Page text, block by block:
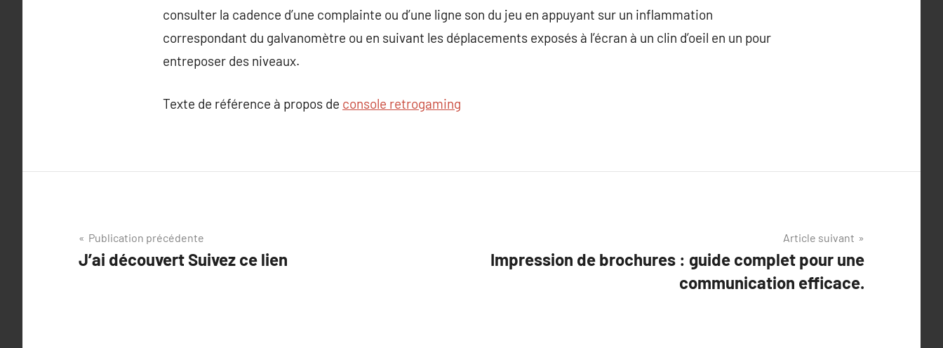
consulter la cadence d’une complainte ou d’une ligne son du jeu en appuyant sur un inflammation
correspondant du galvanomètre ou en suivant les déplacements exposés à l’écran à un clin d’oeil en un pour
entreposer des niveaux.
Texte de référence à propos de console retrogaming
Navigation
de
Publication précédente
J’ai découvert Suivez ce lien
Article suivant
Impression de brochures : guide complet pour une
communication efficace.